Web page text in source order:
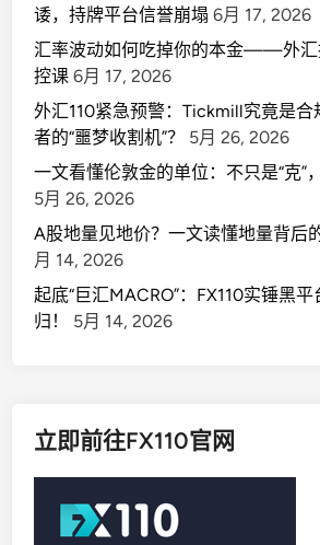
诿，持牌平台信誉崩塌 6月 17, 2026
汇率波动如何吃掉你的本金——外汇
控课 6月 17, 2026
外汇110紧急预警：Tickmill究竟是合
者的“噩梦收割机”？
5月 26, 2026
一文看懂伦敦金的单位：不只是“克”
5月 26, 2026
A股地量见地价？一文读懂地量背后
月 14, 2026
起底“巨汇MACRO”：FX110实锤黑
归！
5月 14, 2026
立即前往FX110官网